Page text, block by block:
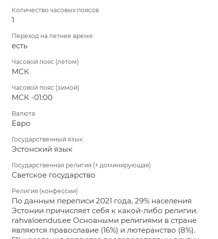
Количество часовых поясов
1
Переход на летнее время
есть
Часовой пояс (летом)
МСК
Часовой пояс (зимой)
МСК -01:00
Валюта
Евро
Государственный язык
Эстонский язык
Государственная религия (+ доминирующая)
Светское государство
Религия (конфессии)
По данным переписи 2021 года, 29% населения
Эстонии причисляет себя к какой-либо религии.
rahvaloendus.ee Основными религиями в стране
являются православие (16%) и лютеранство (8%).